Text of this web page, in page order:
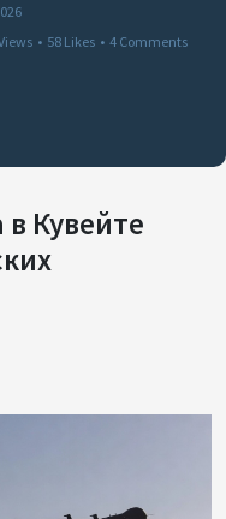
• 58 Likes • 4 Comments
Кувейте